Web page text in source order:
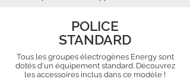
POLICE
STANDARD
Tous les groupes électrogènes Energy sont
dotés d'un équipement standard. Découvrez
les accessoires inclus dans ce modèle !